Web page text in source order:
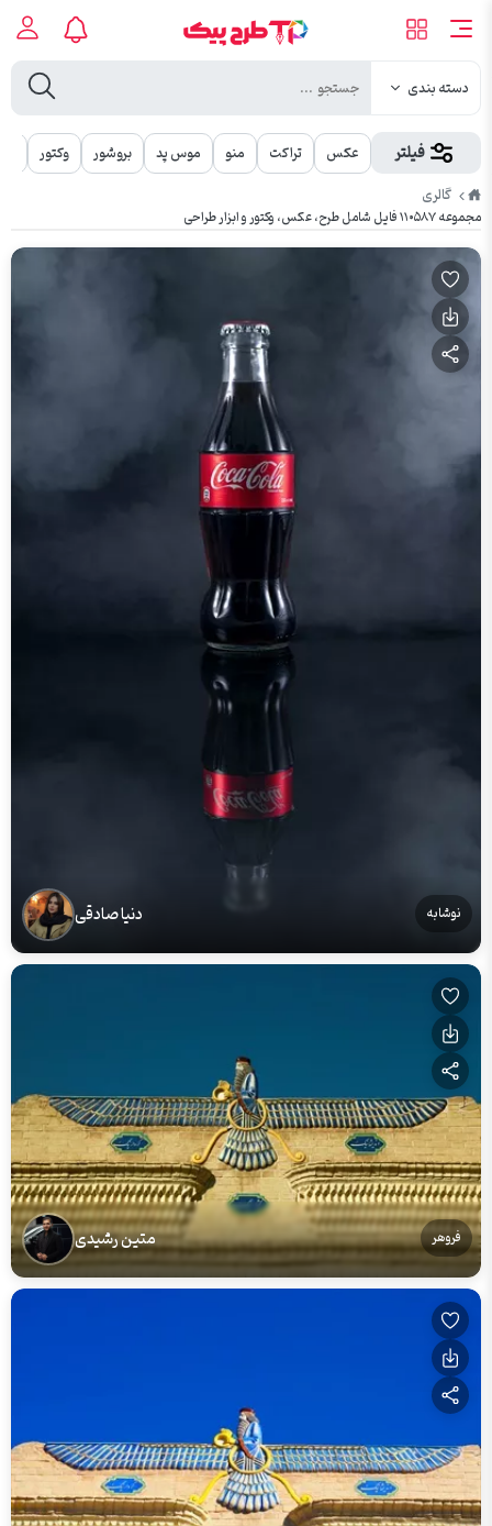
دسته بندی
فیلتر عکس تراکت منو موس پد بروشور وکتور
طرح
پیک
گالری
مجموعه ۱۱۰۵۸۷ فایل شامل طرح، عکس، وکتور و ابزار طراحی
نوشابه دنیا صادقی
فروهر متین رشیدی